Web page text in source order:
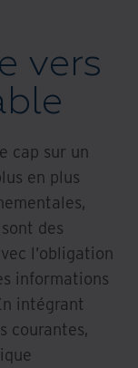
vers
cap sur un
en plus
des
l’obligation
informations
intégrant
courantes,